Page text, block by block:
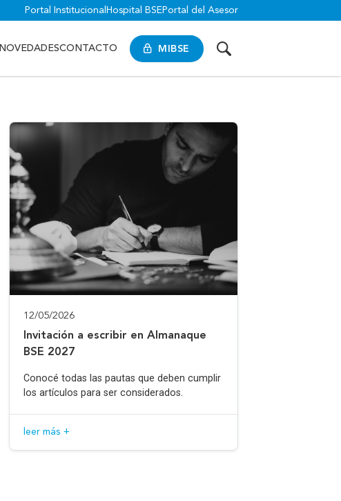
Portal Institucional Hospital BSE Portal del Asesor
MIBSE
NOVEDADESCONTACTO
12/05/2026
Invitación a escribir en Almanaque
BSE 2027
Conocé todas las pautas que deben cumplir
los artículos para ser considerados.
leer más +